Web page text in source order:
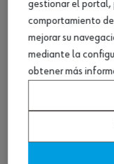
gestionar el portal,
comportamiento
mejorar su
mediante la
obtener más